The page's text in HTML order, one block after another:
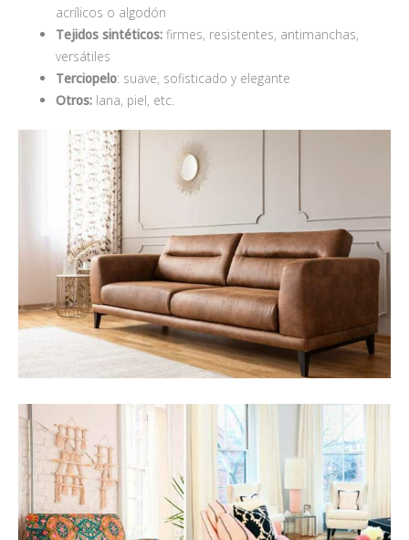
acrílicos o algodón
Tejidos sintéticos:firmes, resistentes, antimanchas,
versátiles
Terciopelo: suave, sofisticado y elegante
Otros: lana, piel, etc.